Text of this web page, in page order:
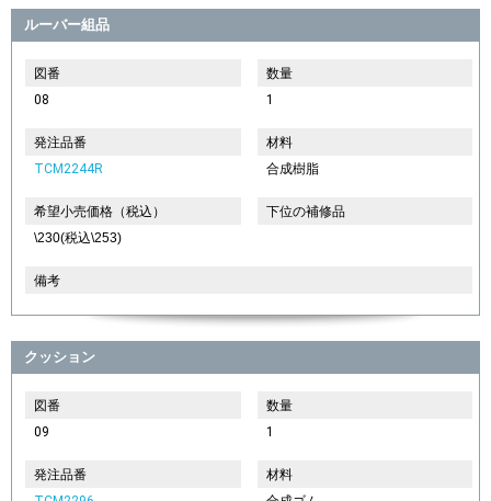
ルーバー組品
図番
08
数量
1
発注品番
TCM2244R
材料
合成樹脂
希望小売価格（税込）
\230(税込\253)
下位の補修品
備考
クッション
図番
09
数量
1
発注品番
材料